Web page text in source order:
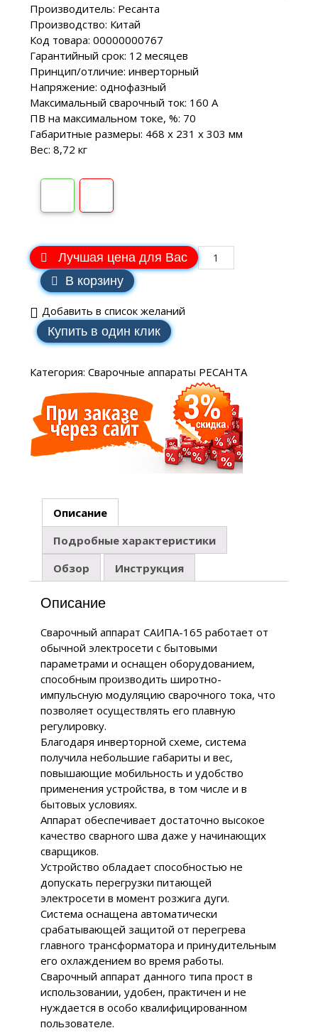
Производитель: Ресанта
Производство: Китай
Код товара: 00000000767
Гарантийный срок: 12 месяцев
Принцип/отличие: инверторный
Напряжение: однофазный
Максимальный сварочный ток: 160 А
ПВ на максимальном токе, %: 70
Габаритные размеры: 468 x 231 x 303 мм
Вес: 8,72 кг
Лучшая цена для Вас
В корзину
Добавить в список желаний
Купить в один клик
Категория: Сварочные аппараты РЕСАНТА
Описание
Подробные характеристики
Обзор
Инструкция
Описание
Сварочный аппарат САИПА-165 работает от
обычной электросети с бытовыми
параметрами и оснащен оборудованием,
способным производить широтно-
импульсную модуляцию сварочного тока, что
позволяет осуществлять его плавную
регулировку.
Благодаря инверторной схеме, система
получила небольшие габариты и вес,
повышающие мобильность и удобство
применения устройства, в том числе и в
бытовых условиях.
Аппарат обеспечивает достаточно высокое
качество сварного шва даже у начинающих
сварщиков.
Устройство обладает способностью не
допускать перегрузки питающей
электросети в момент розжига дуги.
Система оснащена автоматически
срабатывающей защитой от перегрева
главного трансформатора и принудительным
его охлаждением во время работы.
Сварочный аппарат данного типа прост в
использовании, удобен, практичен и не
нуждается в особо квалифицированном
пользователе.